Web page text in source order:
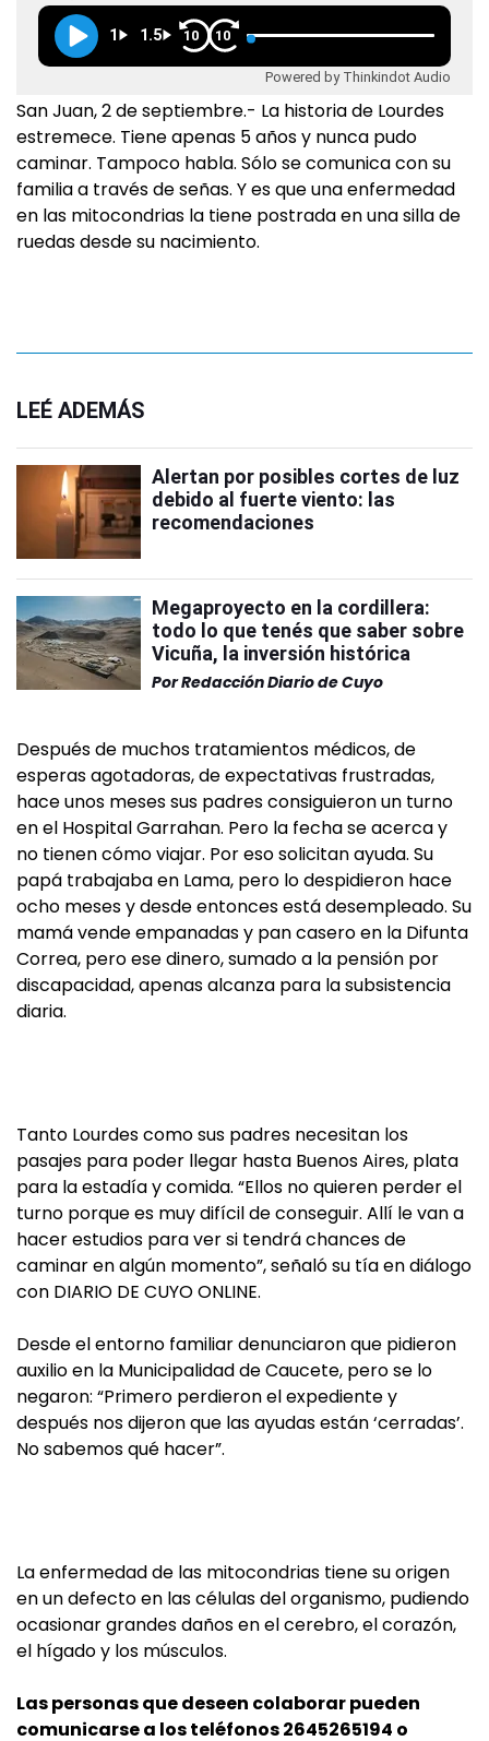
1 1.5 10 10
Powered by Thinkindot Audio
San Juan, 2 de septiembre.- La historia de Lourdes
estremece. Tiene apenas 5 años y nunca pudo
caminar. Tampoco habla. Sólo se comunica con su
familia a través de señas. Y es que una enfermedad
en las mitocondrias la tiene postrada en una silla de
ruedas desde su nacimiento.
LEÉ ADEMÁS
Alertan por posibles cortes de luz
debido al fuerte viento: las
recomendaciones
Megaproyecto en la cordillera:
todo lo que tenés que saber sobre
Vicuña, la inversión histórica
PorRedacción Diario de Cuyo
Después de muchos tratamientos médicos, de
esperas agotadoras, de expectativas frustradas,
hace unos meses sus padres consiguieron un turno
en el Hospital Garrahan. Pero la fecha se acerca y
no tienen cómo viajar. Por eso solicitan ayuda. Su
papá trabajaba en Lama, pero lo despidieron hace
ocho meses y desde entonces está desempleado. Su
mamá vende empanadas y pan casero en la Difunta
Correa, pero ese dinero, sumado a la pensión por
discapacidad, apenas alcanza para la subsistencia
diaria.
Tanto Lourdes como sus padres necesitan los
pasajes para poder llegar hasta Buenos Aires, plata
para la estadía y comida. “Ellos no quieren perder el
turno porque es muy difícil de conseguir. Allí le van a
hacer estudios para ver si tendrá chances de
caminar en algún momento”, señaló su tía en diálogo
con DIARIO DE CUYO ONLINE.
Desde el entorno familiar denunciaron que pidieron
auxilio en la Municipalidad de Caucete, pero se lo
negaron: “Primero perdieron el expediente y
después nos dijeron que las ayudas están ‘cerradas’.
No sabemos qué hacer”.
La enfermedad de las mitocondrias tiene su origen
en un defecto en las células del organismo, pudiendo
ocasionar grandes daños en el cerebro, el corazón,
el hígado y los músculos.
Las personas que deseen colaborar pueden
comunicarse a los teléfonos 2645265194 o